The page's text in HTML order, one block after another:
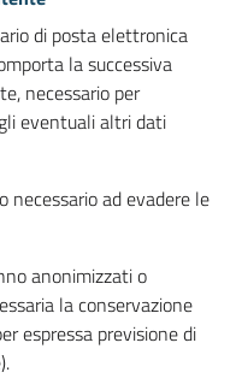
di posta elettronica
la successiva
necessario per
eventuali altri dati
necessario ad evadere le
anonimizzati o
la conservazione
espressa previsione di